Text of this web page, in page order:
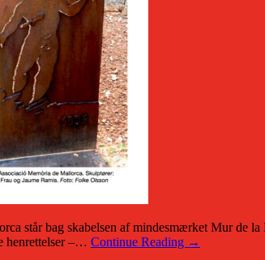
står bag skabelsen af mindesmærket Mur de
henrettelser –… Continue Reading →